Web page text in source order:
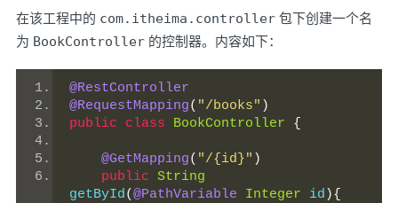
在该工程中的 com.itheima.controller 包下创建一个名
为 BookController 的控制器。内容如下：
@RestController
@RequestMapping( "/books" )
public
class BookController {
@GetMapping( "/{id}" )
public String
getById(@PathVariable Integer id ){